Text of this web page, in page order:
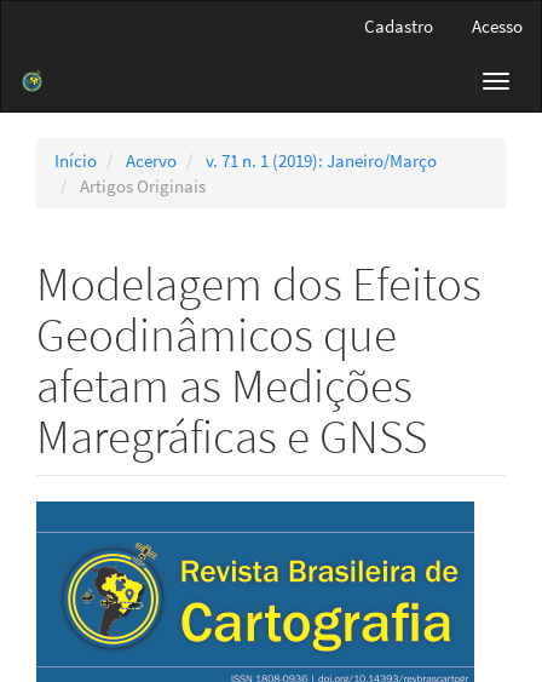
Barra
Cadastro Acesso
Início Acervo
v. 71 n. 1 (2019): Janeiro/Março
Artigos Originais
Modelagem dos Efeitos
Geodinâmicos que
afetam as Medições
Maregráficas e GNSS
Barra
lateral
de
artigos